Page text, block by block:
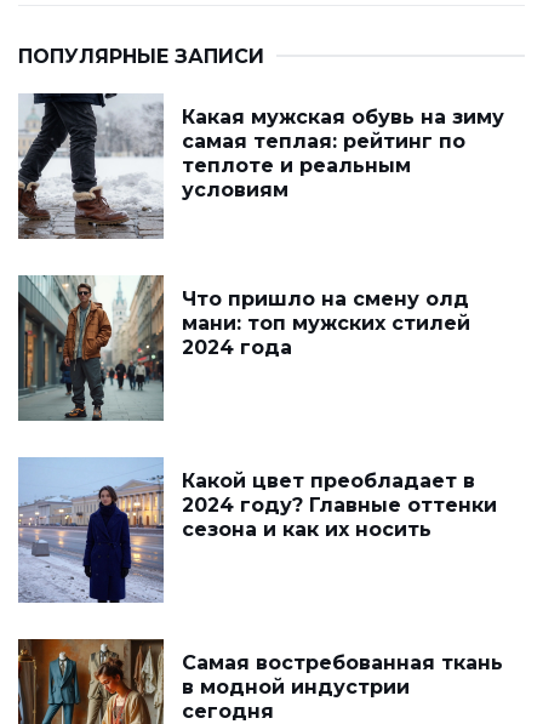
ПОПУЛЯРНЫЕ ЗАПИСИ
Какая мужская обувь на зиму
самая теплая: рейтинг по
теплоте и реальным
условиям
Что пришло на смену олд
мани: топ мужских стилей
2024 года
Какой цвет преобладает в
2024 году? Главные оттенки
сезона и как их носить
Самая востребованная ткань
в модной индустрии
сегодня